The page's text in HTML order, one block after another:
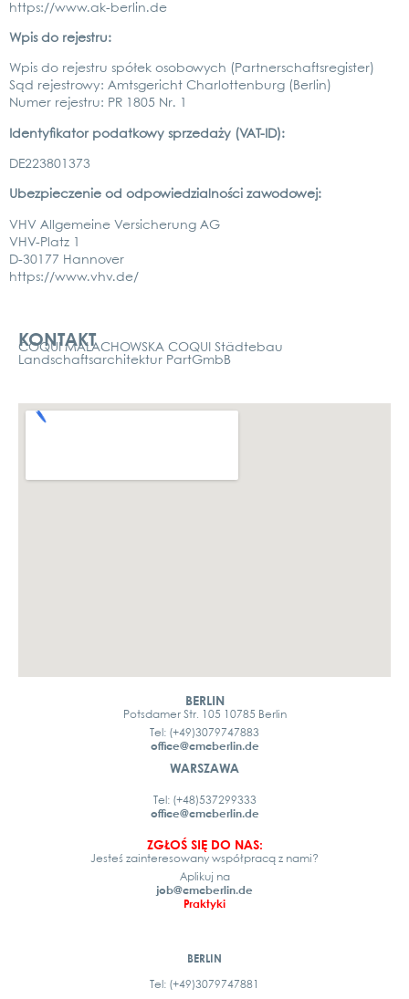
https://www.ak-berlin.de
Wpis do rejes­tru:
Wpis do rejes­tru spółek oso­bo­wych (Part­ner­schafts­re­gis­ter)
Sąd rejes­tro­wy: Amts­ge­richt Char­lot­ten­burg (Ber­lin)
Numer rejes­tru: PR 1805 Nr. 1
Iden­ty­fi­ka­tor podat­ko­wy sprze­daży (VAT-ID):
DE223801373
Ubez­piec­ze­nie od odpo­wied­zi­al­ności zawo­do­wej:
VHV All­ge­mei­ne Ver­si­che­rung AG
VHV-Platz 1
D‑30177 Han­no­ver
https://www.vhv.de/
KONTAKT
COQUI MALACHOWSKA COQUI Städtebau
Landschaftsarchitektur PartGmbB
BERLIN
Potsdamer Str. 105 10785 Berlin
Tel: (+49)3079747883
office@cmcberlin.de
WARSZAWA
Tel: (+48)537299333
office@cmcberlin.de
ZGŁOŚ SIĘ DO NAS:
Jesteś zainteresowany współpracą z nami?
Aplikuj na
job@cmcberlin.de
Praktyki
BERLIN
Tel: (+49)3079747881